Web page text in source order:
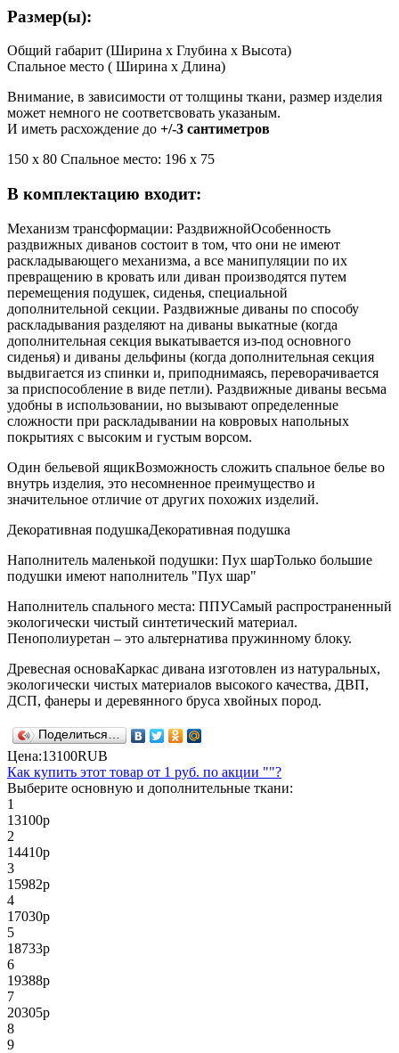
Размер(ы):
Общий габарит (Ширина x Глубина x Высота)
Спальное место ( Ширина x Длина)
Внимание, в зависимости от толщины ткани, размер изделия
может немного не соответсвовать указаным.
И иметь расхождение до +/-3 сантиметров
150 х 80 Спальное место: 196 х 75
В комплектацию входит:
Механизм трансформации: РаздвижнойОсобенность
раздвижных диванов состоит в том, что они не имеют
раскладывающего механизма, а все манипуляции по их
превращению в кровать или диван производятся путем
перемещения подушек, сиденья, специальной
дополнительной секции. Раздвижные диваны по способу
раскладывания разделяют на диваны выкатные (когда
дополнительная секция выкатывается из-под основного
сиденья) и диваны дельфины (когда дополнительная секция
выдвигается из спинки и, приподнимаясь, переворачивается
за приспособление в виде петли). Раздвижные диваны весьма
удобны в использовании, но вызывают определенные
сложности при раскладывании на ковровых напольных
покрытиях с высоким и густым ворсом.
Один бельевой ящикВозможность сложить спальное белье во
внутрь изделия, это несомненное преимущество и
значительное отличие от других похожих изделий.
Декоративная подушкаДекоративная подушка
Наполнитель маленькой подушки: Пух шарТолько большие
подушки имеют наполнитель "Пух шар"
Наполнитель спального места: ППУСамый распространенный
экологически чистый синтетический материал.
Пенополиуретан – это альтернатива пружинному блоку.
Древесная основаКаркас дивана изготовлен из натуральных,
экологически чистых материалов высокого качества, ДВП,
ДСП, фанеры и деревянного бруса хвойных пород.
Поделиться…
Цена:13100RUB
Как купить этот товар от 1 руб. по акции ""?
Выберите основную и дополнительные ткани:
1
13100р
2
14410р
3
15982р
4
17030р
5
18733р
6
19388р
7
20305р
8
9